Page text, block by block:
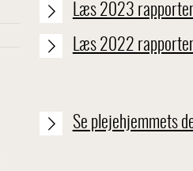
Læs 2023
Læs 2022
Se plejehjemmets